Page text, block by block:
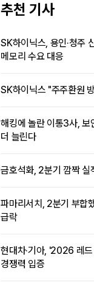
추천 기사
SK하이닉스, 용인·청주
메모리 수요 대응
SK하이닉스 "주주환원
해킹에 놀란 이통3사,
더 늘린다
금호석화, 2분기 깜짝 실
파마리서치, 2분기 부합
급락
현대차·기아, '2026 레
경쟁력 입증